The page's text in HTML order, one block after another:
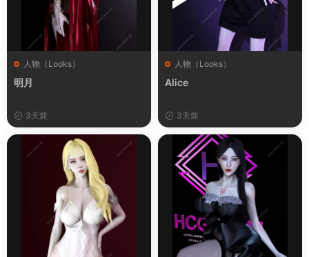
人物（Looks）
明月
3天前
人物（Looks）
Alice
3天前